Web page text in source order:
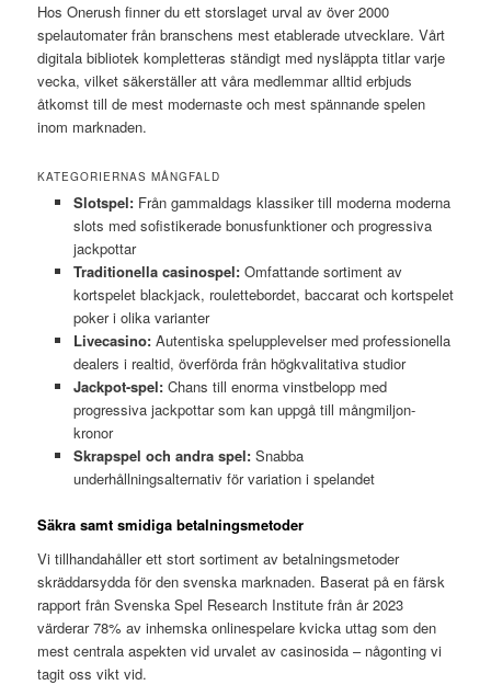
Hos Onerush finner du ett storslaget urval av över 2000
spelautomater från branschens mest etablerade utvecklare. Vårt
digitala bibliotek kompletteras ständigt med nysläppta titlar varje
vecka, vilket säkerställer att våra medlemmar alltid erbjuds
åtkomst till de mest modernaste och mest spännande spelen
inom marknaden.
KATEGORIERNAS MÅNGFALD
Slotspel:Från gammaldags klassiker till moderna moderna
slots med sofistikerade bonusfunktioner och progressiva
jackpottar
Traditionella casinospel:Omfattande sortiment av
kortspelet blackjack, roulettebordet, baccarat och kortspelet
poker i olika varianter
Livecasino:Autentiska spelupplevelser med professionella
dealers i realtid, överförda från högkvalitativa studior
Jackpot-spel:Chans till enorma vinstbelopp med
progressiva jackpottar som kan uppgå till mångmiljon-
kronor
Skrapspel och andra spel:Snabba
underhållningsalternativ för variation i spelandet
Säkra samt smidiga betalningsmetoder
Vi tillhandahåller ett stort sortiment av betalningsmetoder
skräddarsydda för den svenska marknaden. Baserat på en färsk
rapport från Svenska Spel Research Institute från år 2023
värderar 78% av inhemska onlinespelare kvicka uttag som den
mest centrala aspekten vid urvalet av casinosida – någonting vi
tagit oss vikt vid.